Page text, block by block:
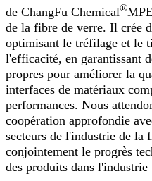
de ChangFu Chemical®
de la fibre de verre. Il crée
optimisant le tréfilage et le
l'efficacité, en garantissant
propres pour améliorer la
interfaces de matériaux
performances. Nous
coopération approfondie
secteurs de l'industrie de la
conjointement le progrès
des produits dans l'industrie